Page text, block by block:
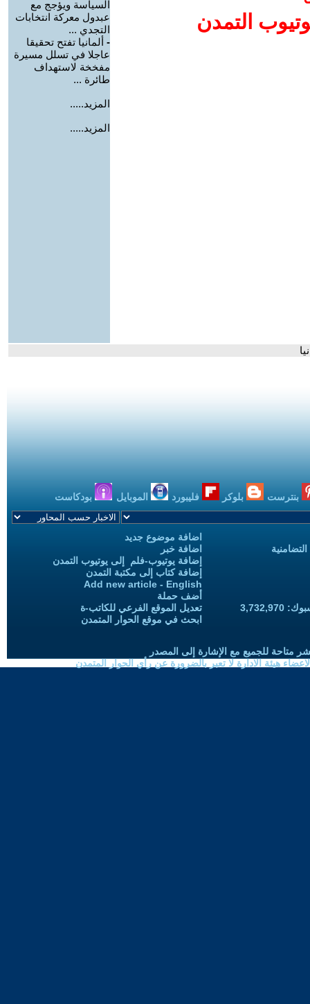
التمدن
السياسة ويؤجج مع
عبدول معركة انتخابات
التجدي ...
- ألمانيا تفتح تحقيقا
عاجلا في تسلل مسيرة
مفخخة لاستهداف
طائرة ...
المزيد.....
المزيد.....
بنترست بلوكر فليبورد الموبايل بودكاست
اضافة موضوع جديد
اضافة خبر
إضافة يوتيوب-فلم إلى يوتيوب التمدن
إضافة كتاب إلى مكتبة التمدن
Add new article - English
أضف حملة
تعديل الموقع الفرعي للكاتب-ة
ابحث في موقع الحوار المتمدن
متاحة للجميع مع الإشارة إلى المصدر
هيئة الادارة لا تعبر بالضرورة عن رأي الحوار المتمدن